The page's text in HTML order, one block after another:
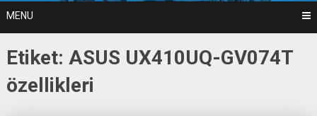
MENU
Etiket: ASUS UX410UQ-GV074T
özellikleri